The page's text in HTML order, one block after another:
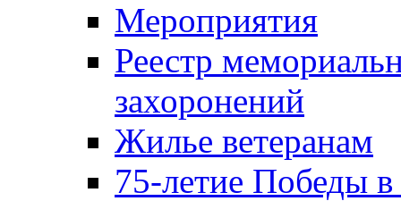
Мероприятия
Реестр
захоронений
Жилье ветеранам
75-летие Победы